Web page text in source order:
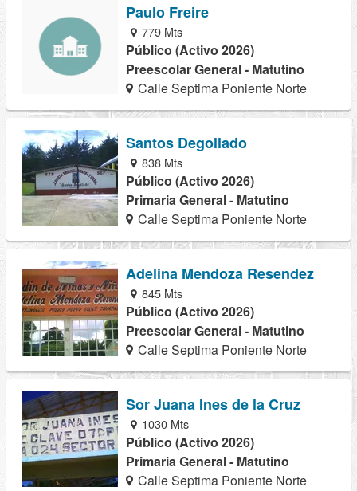
Paulo Freire
779 Mts
Público (Activo 2026)
Preescolar General - Matutino
Calle Septima Poniente Norte
Santos Degollado
838 Mts
Público (Activo 2026)
Primaria General - Matutino
Calle Septima Poniente Norte
Adelina Mendoza Resendez
845 Mts
Público (Activo 2026)
Preescolar General - Matutino
Calle Septima Poniente Norte
Sor Juana Ines de la Cruz
1030 Mts
Público (Activo 2026)
Primaria General - Matutino
Calle Septima Poniente Norte